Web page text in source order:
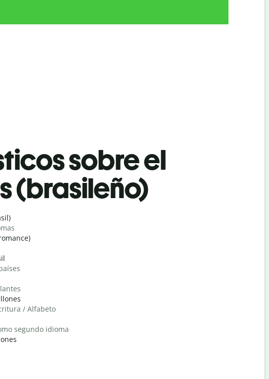
sobre el
(brasileño)
/ Alfabeto
segundo idioma